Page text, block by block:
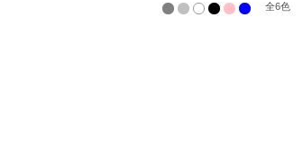
全6色